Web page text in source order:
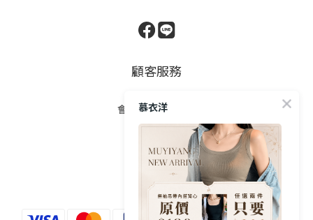
顧客服務
會員制度與購物金
隱私權政策
退換貨政策
條款與細則
自助退貨教學
慕衣洋